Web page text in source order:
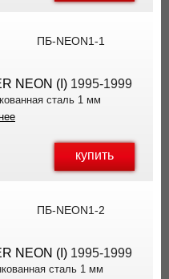
ПБ-NEON1-1
NEON (I) 1995-1999
сталь 1 мм
купить
ПБ-NEON1-2
NEON (I) 1995-1999
сталь 1 мм